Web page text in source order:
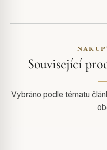
Související
Vybráno podle tématu